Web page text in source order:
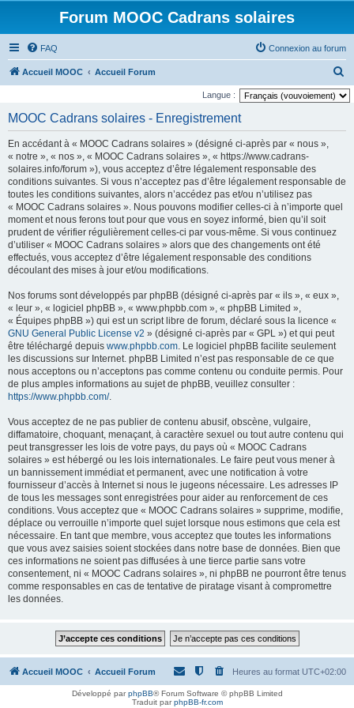
Forum MOOC Cadrans solaires
FAQ Connexion au forum
Accueil MOOC Accueil Forum
e
Langue :
MOOC Cadrans solaires - Enregistrement
En accédant à « MOOC Cadrans solaires » (désigné ci-après par « nous »,
« notre », « nos », « MOOC Cadrans solaires », « https://www.cadrans-
solaires.info/forum »), vous acceptez d’être légalement responsable des
conditions suivantes. Si vous n’acceptez pas d’être légalement responsable de
toutes les conditions suivantes, alors n’accédez pas et/ou n’utilisez pas
« MOOC Cadrans solaires ». Nous pouvons modifier celles-ci à n’importe quel
moment et nous ferons tout pour que vous en soyez informé, bien qu’il soit
prudent de vérifier régulièrement celles-ci par vous-même. Si vous continuez
d’utiliser « MOOC Cadrans solaires » alors que des changements ont été
effectués, vous acceptez d’être légalement responsable des conditions
découlant des mises à jour et/ou modifications.
Nos forums sont développés par phpBB (désigné ci-après par « ils », « eux »,
« leur », « logiciel phpBB », « www.phpbb.com », « phpBB Limited »,
« Équipes phpBB ») qui est un script libre de forum, déclaré sous la licence «
GNU General Public License v2 » (désigné ci-après par « GPL ») et qui peut
être téléchargé depuis www.phpbb.com. Le logiciel phpBB facilite seulement
les discussions sur Internet. phpBB Limited n’est pas responsable de ce que
nous acceptons ou n’acceptons pas comme contenu ou conduite permis. Pour
de plus amples informations au sujet de phpBB, veuillez consulter :
https://www.phpbb.com/.
Vous acceptez de ne pas publier de contenu abusif, obscène, vulgaire,
diffamatoire, choquant, menaçant, à caractère sexuel ou tout autre contenu qui
peut transgresser les lois de votre pays, du pays où « MOOC Cadrans
solaires » est hébergé ou les lois internationales. Le faire peut vous mener à
un bannissement immédiat et permanent, avec une notification à votre
fournisseur d’accès à Internet si nous le jugeons nécessaire. Les adresses IP
de tous les messages sont enregistrées pour aider au renforcement de ces
conditions. Vous acceptez que « MOOC Cadrans solaires » supprime, modifie,
déplace ou verrouille n’importe quel sujet lorsque nous estimons que cela est
nécessaire. En tant que membre, vous acceptez que toutes les informations
que vous avez saisies soient stockées dans notre base de données. Bien que
ces informations ne soient pas diffusées à une tierce partie sans votre
consentement, ni « MOOC Cadrans solaires », ni phpBB ne pourront être tenus
comme responsables en cas de tentative de piratage visant à compromettre
les données.
Accueil MOOC Accueil Forum Heures au format UTC+02:00
Développé parphpBB® Forum Software © phpBB Limited
Traduit parphpBB-fr.com